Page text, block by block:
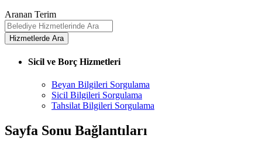
Aranan Terim
Sicil ve Borç Hizmetleri
Beyan Bilgileri Sorgulama
Sicil Bilgileri Sorgulama
Tahsilat Bilgileri Sorgulama
Sayfa Sonu Bağlantıları